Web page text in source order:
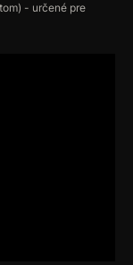
- určené pre